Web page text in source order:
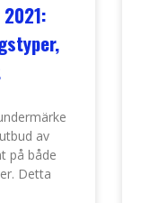
av
på både
Detta